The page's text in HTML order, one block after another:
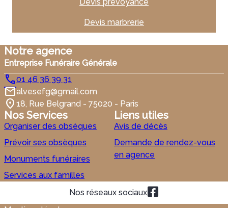
Devis marbrerie
Notre agence
Entreprise Funéraire Générale
01 46 36 39 31
alvesefg@gmail.com
18, Rue Belgrand - 75020 - Paris
Nos Services
Organiser des obsèques
Prévoir ses obsèques
Monuments funéraires
Services aux familles
Liens utiles
Avis de décès
Demande de rendez-vous
en agence
Nos réseaux sociaux